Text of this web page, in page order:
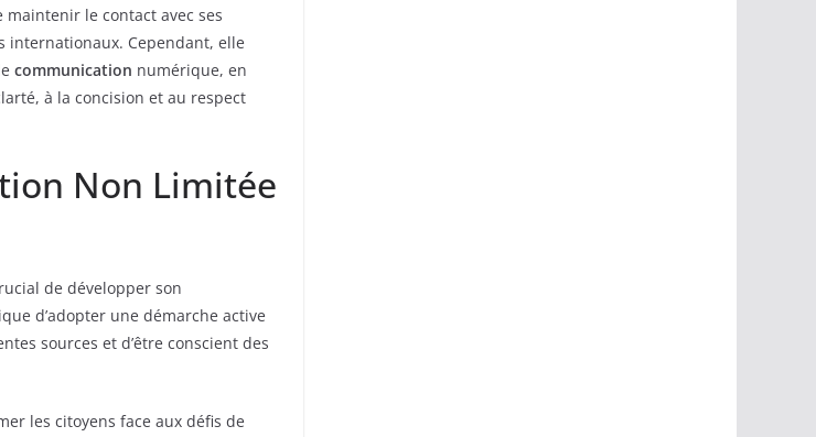
maintenir le contact avec ses
internationaux. Cependant, elle
communication numérique, en
à la concision et au respect
Non Limitée
de développer son
d’adopter une démarche active
sources et d’être conscient des
les citoyens face aux défis de